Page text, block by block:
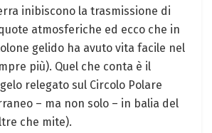
inibiscono la trasmissione di
atmosferiche ed ecco che in
gelido ha avuto vita facile nel
più). Quel che conta è il
relegato sul Circolo Polare
– ma non solo – in balia del
che mite).